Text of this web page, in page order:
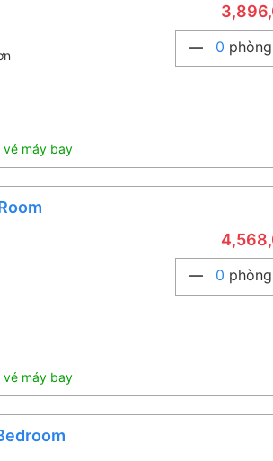
vé máy bay
0 phòng
vé máy bay
0 phòng